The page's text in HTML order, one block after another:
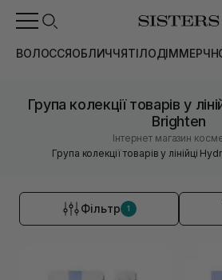
ВОЛОССЯОБЛИЧЧЯТІЛОДІММЕРЧ
Група колекції товарів у
Brighten
Інтернет магазин
Група колекції товарів у лінійці
Фільтр 1